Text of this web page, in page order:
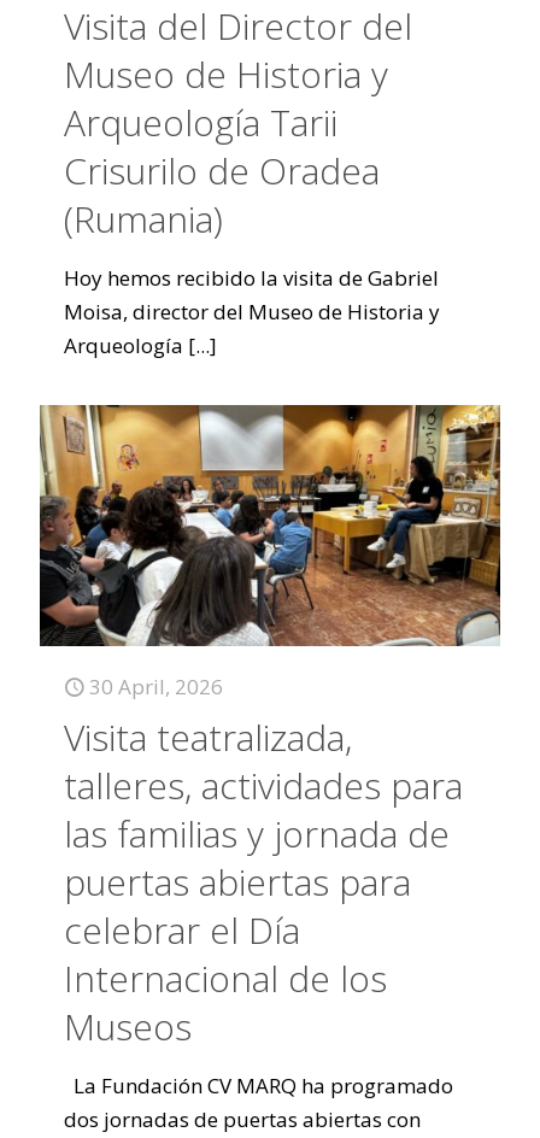
Visita del Director del
Museo de Historia y
Arqueología Tarii
Crisurilo de Oradea
(Rumania)
Hoy hemos recibido la visita de Gabriel
Moisa, director del Museo de Historia y
Arqueología [...]
30 April, 2026
Visita teatralizada,
talleres, actividades para
las familias y jornada de
puertas abiertas para
celebrar el Día
Internacional de los
Museos
La Fundación CV MARQ ha programado
dos jornadas de puertas abiertas con